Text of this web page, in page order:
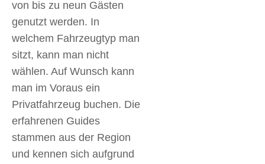
von bis zu neun Gästen
genutzt werden. In
welchem Fahrzeugtyp man
sitzt, kann man nicht
wählen. Auf Wunsch kann
man im Voraus ein
Privatfahrzeug buchen. Die
erfahrenen Guides
stammen aus der Region
und kennen sich aufgrund